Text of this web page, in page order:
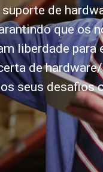
de
que os
liberdade para
de
seus desafios